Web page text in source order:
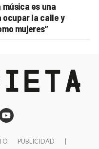
es una
ocupar la calle y
mujeres”
PUBLICIDAD